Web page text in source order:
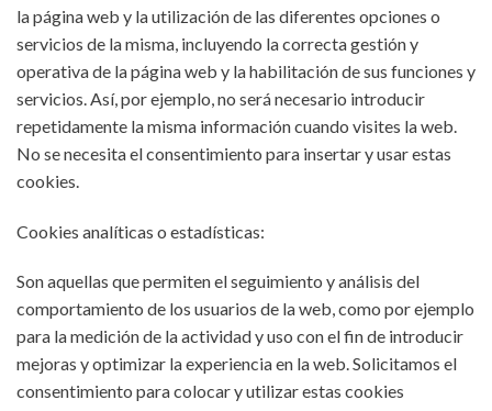
la página web y la utilización de las diferentes opciones o
servicios de la misma, incluyendo la correcta gestión y
operativa de la página web y la habilitación de sus funciones y
servicios. Así, por ejemplo, no será necesario introducir
repetidamente la misma información cuando visites la web.
No se necesita el consentimiento para insertar y usar estas
cookies.
Cookies analíticas o estadísticas:
Son aquellas que permiten el seguimiento y análisis del
comportamiento de los usuarios de la web, como por ejemplo
para la medición de la actividad y uso con el fin de introducir
mejoras y optimizar la experiencia en la web. Solicitamos el
consentimiento para colocar y utilizar estas cookies